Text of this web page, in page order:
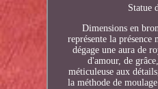
Statue
Dimensions en
représente la
dégage une aura de
d'amour, de
méticuleuse aux
la méthode de